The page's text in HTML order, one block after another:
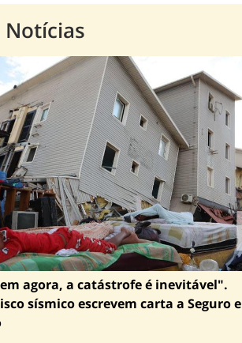
agora, a catástrofe é inevitável".
sísmico escrevem carta a Seguro e